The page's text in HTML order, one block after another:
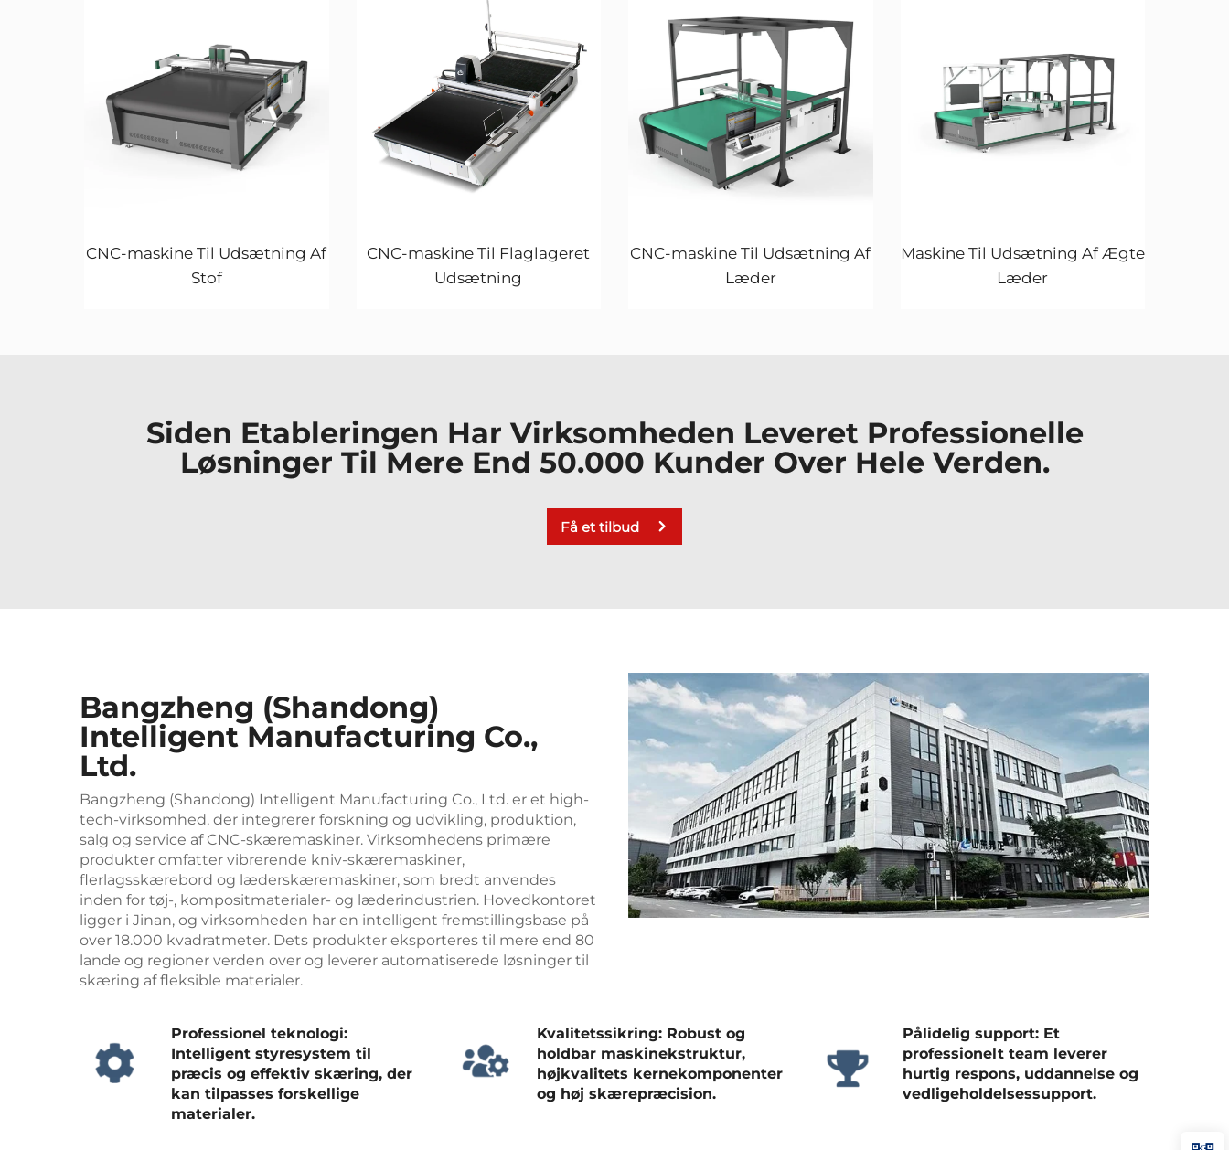
CNC-maskine Til Udsætning Af
Stof
CNC-maskine Til Flaglageret
Udsætning
CNC-maskine Til Udsætning Af
Læder
Maskine Til Udsætning Af Ægte
Læder
Siden Etableringen Har Virksomheden Leveret Professionelle
Løsninger Til Mere End 50.000 Kunder Over Hele Verden.
Få et tilbud
Bangzheng (Shandong)
Intelligent Manufacturing Co.,
Ltd.
Bangzheng (Shandong) Intelligent Manufacturing Co., Ltd. er et high-
tech-virksomhed, der integrerer forskning og udvikling, produktion,
salg og service af CNC-skæremaskiner. Virksomhedens primære
produkter omfatter vibrerende kniv-skæremaskiner,
flerlagsskærebord og læderskæremaskiner, som bredt anvendes
inden for tøj-, kompositmaterialer- og læderindustrien. Hovedkontoret
ligger i Jinan, og virksomheden har en intelligent fremstillingsbase på
over 18.000 kvadratmeter. Dets produkter eksporteres til mere end 80
lande og regioner verden over og leverer automatiserede løsninger til
skæring af fleksible materialer.
Professionel teknologi:
Intelligent styresystem til
præcis og effektiv skæring, der
kan tilpasses forskellige
materialer.
Kvalitetssikring: Robust og
holdbar maskinekstruktur,
højkvalitets kernekomponenter
og høj skærepræcision.
Pålidelig support: Et
professionelt team leverer
hurtig respons, uddannelse og
vedligeholdelsessupport.